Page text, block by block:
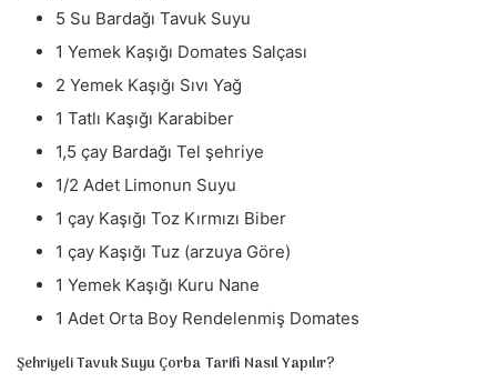
k
5 Su Bardağı Tavuk Suyu
1 Yemek Kaşığı Domates Salçası
2 Yemek Kaşığı Sıvı Yağ
1 Tatlı Kaşığı Karabiber
1,5 çay Bardağı Tel şehriye
1/2 Adet Limonun Suyu
1 çay Kaşığı Toz Kırmızı Biber
1 çay Kaşığı Tuz (arzuya Göre)
1 Yemek Kaşığı Kuru Nane
1 Adet Orta Boy Rendelenmiş Domates
Şehriyeli Tavuk Suyu Çorba Tarifi Nasıl Yapılır?